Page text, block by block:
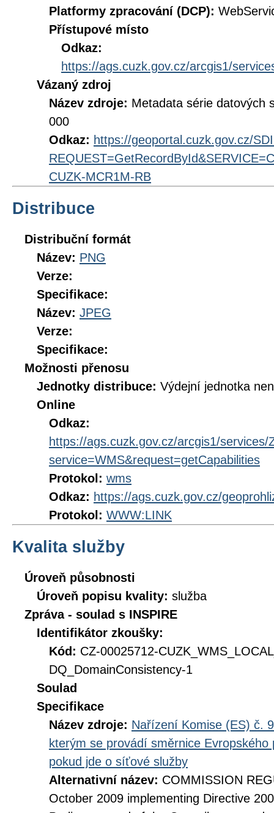
Platformy zpracování (DCP):
Přístupové místo
Odkaz:
https://ags.cuzk.gov.cz/arcgis1/
Vázaný zdroj
Název zdroje: Metadata série datových
000
Odkaz: https://geoportal.cuzk.gov.cz/
CUZK-MCR1M-RB
Distribuce
Distribuční formát
Název: PNG
Verze:
Specifikace:
Název: JPEG
Verze:
Specifikace:
Možnosti přenosu
Jednotky distribuce: Výdejní jednotka
Online
Odkaz:
https://ags.cuzk.gov.cz/arcgis1/
service=WMS&request=getCapabilities
Protokol: wms
Odkaz: https://ags.cuzk.gov.cz/
Protokol: WWW:LINK
Kvalita služby
Úroveň působnosti
Úroveň popisu kvality: služba
Zpráva - soulad s INSPIRE
Identifikátor zkoušky:
Kód: CZ-00025712-
DQ_DomainConsistency-1
Soulad
Specifikace
Název zdroje: Nařízení Komise (ES) č.
kterým se provádí směrnice
pokud jde o síťové služby
Alternativní název: COMMISSION
October 2009 implementing Directive